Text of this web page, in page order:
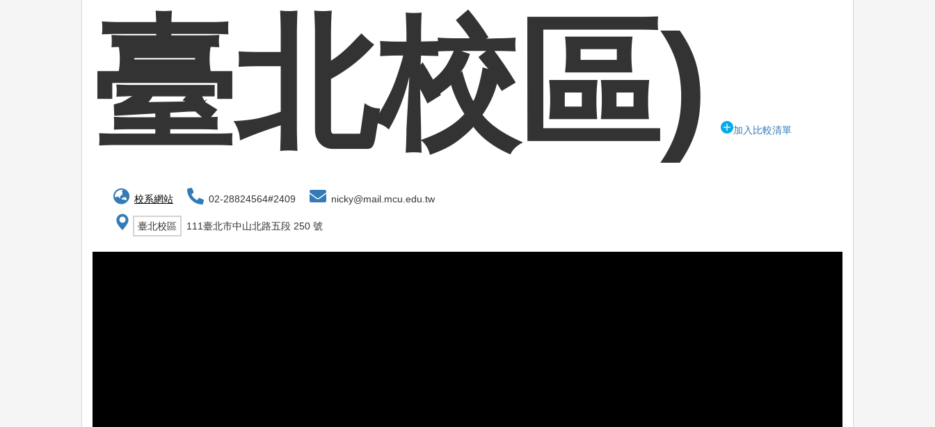
臺北校區) 加入比較清單
校系網站 02-28824564#2409 nicky@mail.mcu.edu.tw
臺北校區 111臺北市中山北路五段 250 號